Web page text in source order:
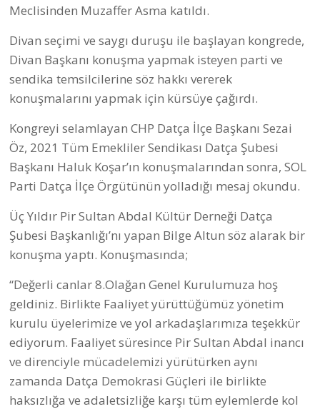
Meclisinden Muzaffer Asma katıldı.
Divan seçimi ve saygı duruşu ile başlayan kongrede,
Divan Başkanı konuşma yapmak isteyen parti ve
sendika temsilcilerine söz hakkı vererek
konuşmalarını yapmak için kürsüye çağırdı.
Kongreyi selamlayan CHP Datça İlçe Başkanı Sezai
Öz, 2021 Tüm Emekliler Sendikası Datça Şubesi
Başkanı Haluk Koşar’ın konuşmalarından sonra, SOL
Parti Datça İlçe Örgütünün yolladığı mesaj okundu.
Üç Yıldır Pir Sultan Abdal Kültür Derneği Datça
Şubesi Başkanlığı’nı yapan Bilge Altun söz alarak bir
konuşma yaptı. Konuşmasında;
“Değerli canlar 8.Olağan Genel Kurulumuza hoş
geldiniz. Birlikte Faaliyet yürüttüğümüz yönetim
kurulu üyelerimize ve yol arkadaşlarımıza teşekkür
ediyorum. Faaliyet süresince Pir Sultan Abdal inancı
ve direnciyle mücadelemizi yürütürken aynı
zamanda Datça Demokrasi Güçleri ile birlikte
haksızlığa ve adaletsizliğe karşı tüm eylemlerde kol